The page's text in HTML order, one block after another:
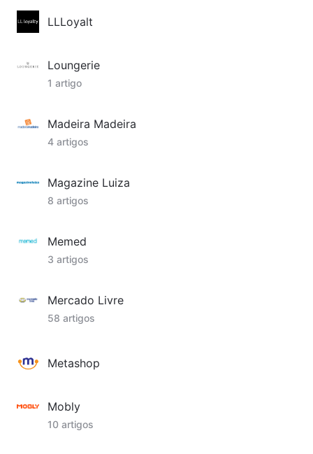
LLLoyalt
Loungerie
1 artigo
Madeira Madeira
4 artigos
Magazine Luiza
8 artigos
Memed
3 artigos
Mercado Livre
58 artigos
Metashop
Mobly
10 artigos